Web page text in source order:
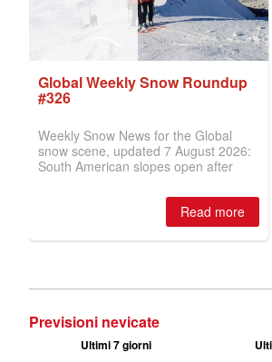
Previsioni nevicate
Ultimi 7 giorni